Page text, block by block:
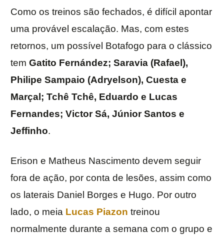
Como os treinos são fechados, é difícil apontar
uma provável escalação. Mas, com estes
retornos, um possível Botafogo para o clássico
tem Gatito Fernández; Saravia (Rafael),
Philipe Sampaio (Adryelson), Cuesta e
Marçal; Tchê Tchê, Eduardo e Lucas
Fernandes; Victor Sá, Júnior Santos e
Jeffinho.
Erison e Matheus Nascimento devem seguir
fora de ação, por conta de lesões, assim como
os laterais Daniel Borges e Hugo. Por outro
lado, o meia Lucas Piazon treinou
normalmente durante a semana com o grupo e